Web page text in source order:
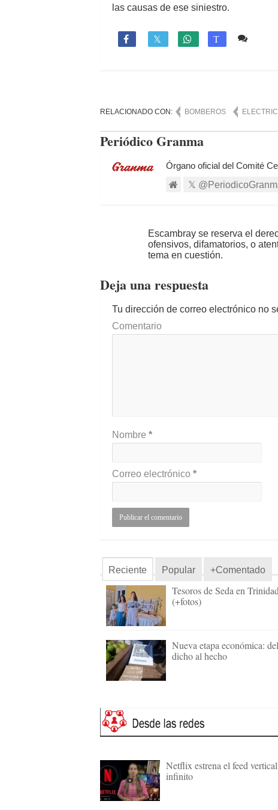
las causas de ese siniestro.
 T
RELACIONADO CON: BOMBEROS
Periódico Granma
Órgano oficial del Comité
Escambray se reserva el
ofensivos, difamatorios, o
tema en cuestión.
Deja una respuesta
Tu dirección de correo electrónico no
Comentario
Nombre *
Correo electrónico *
Reciente Popular +Comentado
Tesoros de Seda en Trinidad
(+fotos)
Nueva etapa económica: del
dicho al hecho
Netflix estrena el feed vertical
infinito